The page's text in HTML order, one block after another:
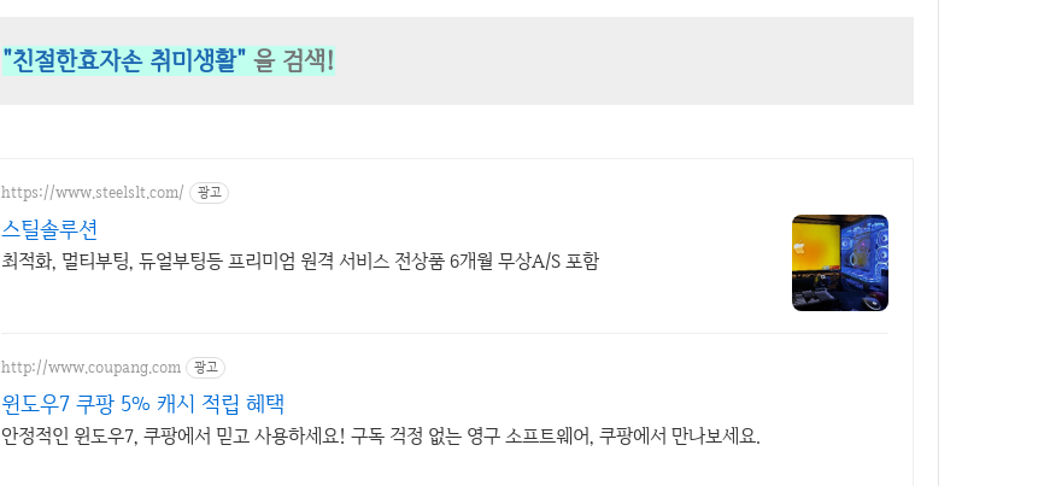
"친절한효자손 취미생활" 을 검색!
https://www.steelslt.com/ 광고
스틸솔루션
최적화, 멀티부팅, 듀얼부팅등 프리미엄 원격 서비스 전상품 6개월 무상A/S 포함
http://www.coupang.com 광고
윈도우7 쿠팡 5% 캐시 적립 혜택
안정적인 윈도우7, 쿠팡에서 믿고 사용하세요! 구독 걱정 없는 영구 소프트웨어, 쿠팡에서 만나보세요.